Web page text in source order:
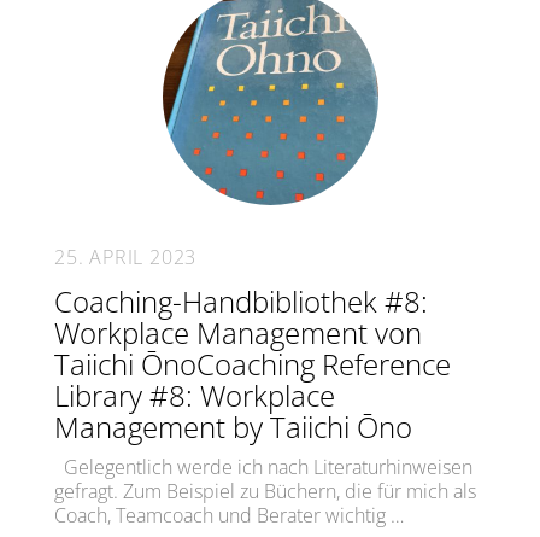
25. APRIL 2023
Coaching-Handbibliothek #8:
Workplace Management von
Taiichi ŌnoCoaching Reference
Library #8: Workplace
Management by Taiichi Ōno
Gelegentlich werde ich nach Literaturhinweisen
gefragt. Zum Beispiel zu Büchern, die für mich als
Coach, Teamcoach und Berater wichtig …